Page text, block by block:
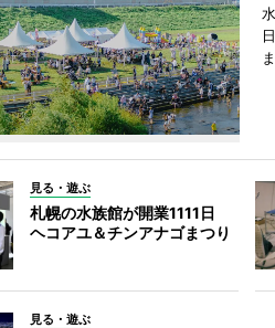
見る・遊ぶ
札幌の水族館が開業1111日
ヘコアユ＆チンアナゴまつり
見る・遊ぶ